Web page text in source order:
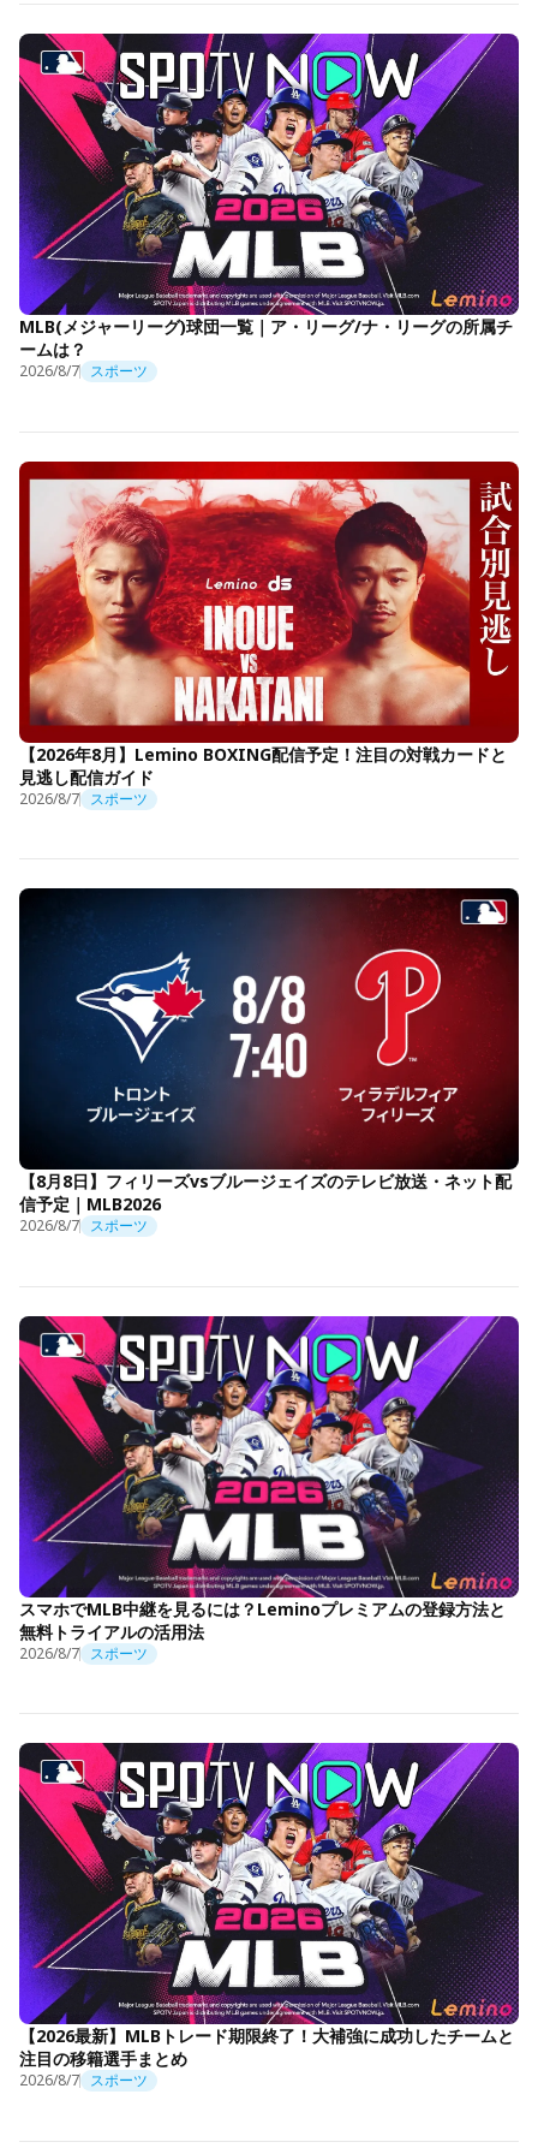
MLB(メジャーリーグ)球団一覧｜ア・リーグ/ナ・リーグの所属チ
ームは？
2026/8/7 スポーツ
【2026年8月】Lemino BOXING配信予定！注目の対戦カードと
見逃し配信ガイド
2026/8/7 スポーツ
【8月8日】フィリーズvsブルージェイズのテレビ放送・ネット配
信予定｜MLB2026
2026/8/7 スポーツ
スマホでMLB中継を見るには？Leminoプレミアムの登録方法と
無料トライアルの活用法
2026/8/7 スポーツ
【2026最新】MLBトレード期限終了！大補強に成功したチームと
注目の移籍選手まとめ
2026/8/7 スポーツ